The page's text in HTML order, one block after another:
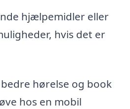
hjælpemidler eller
hvis det er
hørelse og book
hos en mobil